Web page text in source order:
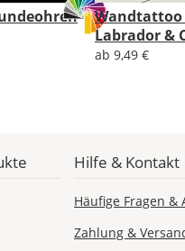
Labrador &
ab 9,49 €
Hilfe & Kontakt
Häufige Fragen &
Zahlung &